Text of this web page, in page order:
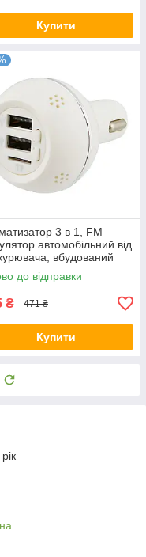
Купити
3 в 1, FM
автомобільний від
вбудований
і 2 USB
до відправки
₴ 471 ₴
Купити